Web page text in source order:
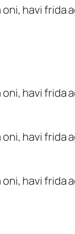
havi frida
havi frida
havi frida
havi frida